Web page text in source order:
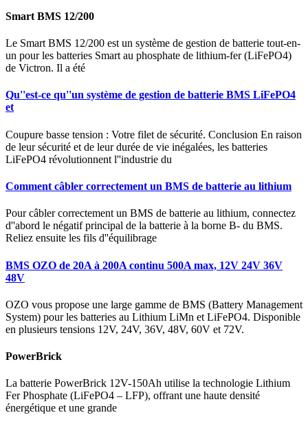
Smart BMS 12/200
Le Smart BMS 12/200 est un système de gestion de batterie tout-en-
un pour les batteries Smart au phosphate de lithium-fer (LiFePO4)
de Victron. Il a été
Qu''est-ce qu''un système de gestion de batterie BMS LiFePO4
et
Coupure basse tension : Votre filet de sécurité. Conclusion En raison
de leur sécurité et de leur durée de vie inégalées, les batteries
LiFePO4 révolutionnent l''industrie du
Comment câbler correctement un BMS de batterie au lithium
Pour câbler correctement un BMS de batterie au lithium, connectez
d''abord le négatif principal de la batterie à la borne B- du BMS.
Reliez ensuite les fils d''équilibrage
BMS OZO de 20A à 200A continu 500A max, 12V 24V 36V
48V
OZO vous propose une large gamme de BMS (Battery Management
System) pour les batteries au Lithium LiMn et LiFePO4. Disponible
en plusieurs tensions 12V, 24V, 36V, 48V, 60V et 72V.
PowerBrick
La batterie PowerBrick 12V-150Ah utilise la technologie Lithium
Fer Phosphate (LiFePO4 – LFP), offrant une haute densité
énergétique et une grande